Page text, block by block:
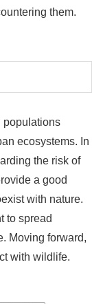
them.
populations
ecosystems. In
the risk of
a good
with nature.
to spread
Moving forward,
with wildlife.